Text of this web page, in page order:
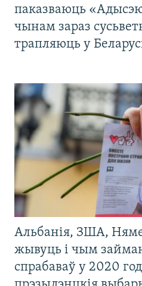
паказваюць
чынам зараз
трапляюць у
Альбанія, ЗША,
жывуць і чым
спрабаваў у 2020